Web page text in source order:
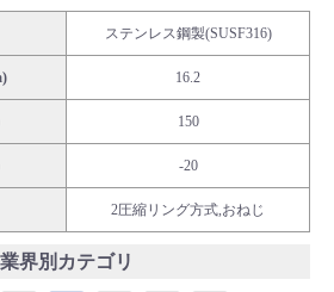
／English
ステンレス鋼製(SUSF316)
16.2
150
-20
2圧縮リング方式,おねじ
業界別カテゴリ